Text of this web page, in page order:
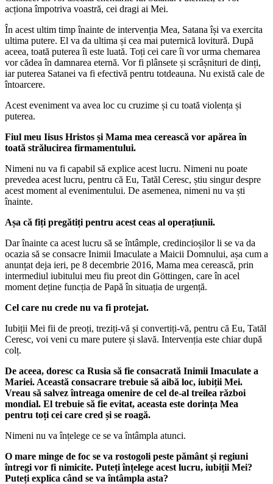
acționa împotriva voastră, cei dragi ai Mei.
În acest ultim timp înainte de intervenția Mea, Satana își va exercita
ultima putere. El va da ultima și cea mai puternică lovitură. După
aceea, toată puterea îi este luată. Toți cei care îi vor urma chemarea
vor cădea în damnarea eternă. Vor fi plânsete și scrâșnituri de dinți,
iar puterea Satanei va fi efectivă pentru totdeauna. Nu există cale de
întoarcere.
Acest eveniment va avea loc cu cruzime și cu toată violența și
puterea.
Fiul meu Iisus Hristos și Mama mea cerească vor apărea în
toată strălucirea firmamentului.
Nimeni nu va fi capabil să explice acest lucru. Nimeni nu poate
prevedea acest lucru, pentru că Eu, Tatăl Ceresc, știu singur despre
acest moment al evenimentului. De asemenea, nimeni nu va ști
înainte.
Așa că fiți pregătiți pentru acest ceas al operațiunii.
Dar înainte ca acest lucru să se întâmple, credincioșilor li se va da
ocazia să se consacre Inimii Imaculate a Maicii Domnului, așa cum a
anunțat deja ieri, pe 8 decembrie 2016, Mama mea cerească, prin
intermediul iubitului meu fiu preot din Göttingen, care în acel
moment deține funcția de Papă în situația de urgență.
Cel care nu crede nu va fi protejat.
Iubiții Mei fii de preoți, treziți-vă și convertiți-vă, pentru că Eu, Tatăl
Ceresc, voi veni cu mare putere și slavă. Intervenția este chiar după
colț.
De aceea, doresc ca Rusia să fie consacrată Inimii Imaculate a
Mariei. Această consacrare trebuie să aibă loc, iubiții Mei.
Vreau să salvez întreaga omenire de cel de-al treilea război
mondial. El trebuie să fie evitat, aceasta este dorința Mea
pentru toți cei care cred și se roagă.
Nimeni nu va înțelege ce se va întâmpla atunci.
O mare minge de foc se va rostogoli peste pământ și regiuni
întregi vor fi nimicite. Puteți înțelege acest lucru, iubiții Mei?
Puteți explica când se va întâmpla asta?